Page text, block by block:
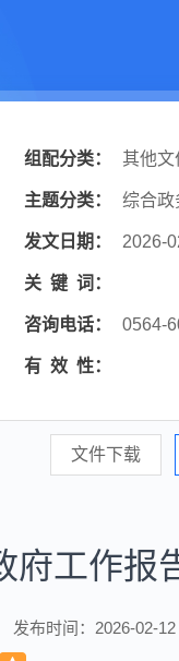
组配分类： 其他文
主题分类： 综合政
发文日期： 2026-
关 键 词：
咨询电话： 0564-
有 效 性：
文件下载
府工作报
发布时间：2026-02-